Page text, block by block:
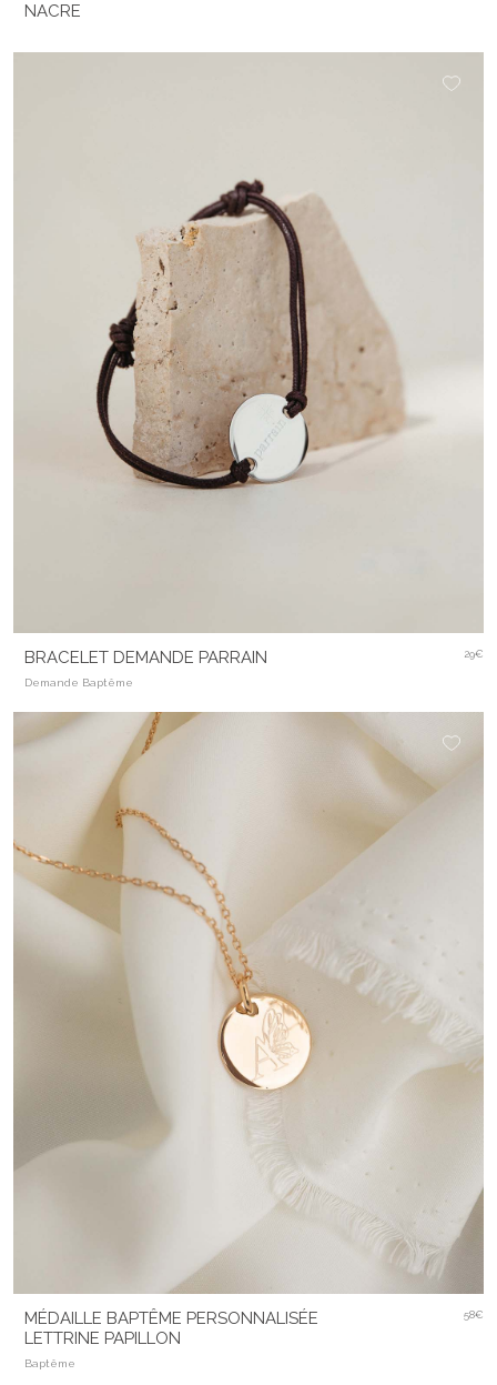
NACRE
BRACELET DEMANDE PARRAIN
Demande Baptême
29€
MÉDAILLE BAPTÊME PERSONNALISÉE
LETTRINE PAPILLON
Baptême
58€